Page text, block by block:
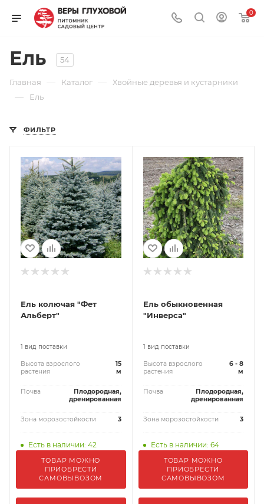
0
Ель 54
Главная — Каталог — Хвойные деревья и кустарники
— Ель
ФИЛЬТР
Ель колючая "Фет
Альберт"
1 вид поставки
Высота взрослого
растения
15
м
Почва
Плодородная,
дренированная
Зона морозостойкости 3
Есть в наличии: 42
ТОВАР МОЖНО
ПРИОБРЕСТИ
САМОВЫВОЗОМ
Ель обыкновенная
"Инверса"
1 вид поставки
Высота взрослого
растения
6 - 8
м
Почва
Плодородная,
дренированная
Зона морозостойкости 3
Есть в наличии: 64
ТОВАР МОЖНО
ПРИОБРЕСТИ
САМОВЫВОЗОМ